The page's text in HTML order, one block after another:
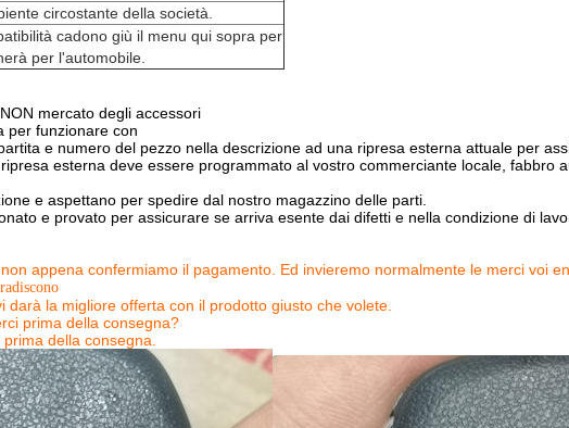
circostante della società.
cadono giù il menu qui sopra per
per l'automobile.
mercato degli accessori
per funzionare con
e numero del pezzo nella descrizione ad una ripresa esterna attuale per
esterna deve essere programmato al vostro commerciante locale, fabbro
e aspettano per spedire dal nostro magazzino delle parti.
e provato per assicurare se arriva esente dai difetti e nella condizione di
appena confermiamo il pagamento. Ed invieremo normalmente le merci voi
darà la migliore offerta con il prodotto giusto che volete.
prima della consegna?
della consegna.